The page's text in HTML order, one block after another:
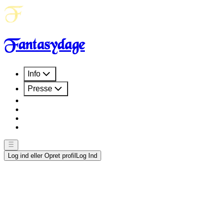
Fantasydage
Info
Presse
Log ind eller Opret profil Log Ind